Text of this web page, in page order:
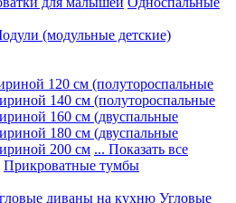
(модульные детские)
120 см (полутороспальные
140 см (полутороспальные
160 см (двуспальные
180 см (двуспальные
200 см ... Показать все
Прикроватные тумбы
диваны на кухню Угловые